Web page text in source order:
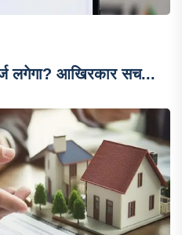
लगेगा? आखिरकार सच...